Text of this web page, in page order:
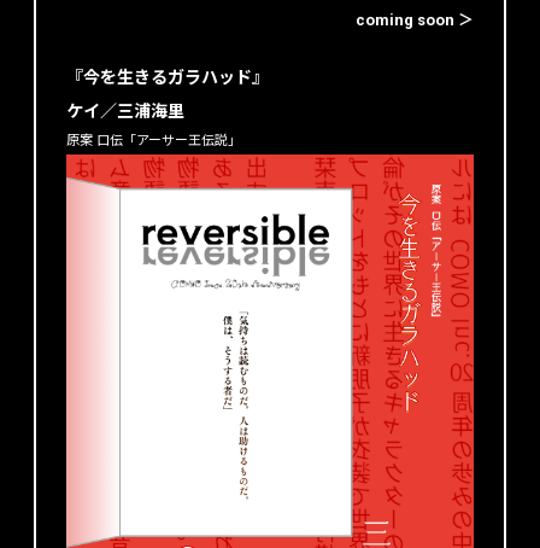
coming soon ＞
『今を生きるガラハッド』
ケイ／三浦海里
原案 口伝「アーサー王伝説」